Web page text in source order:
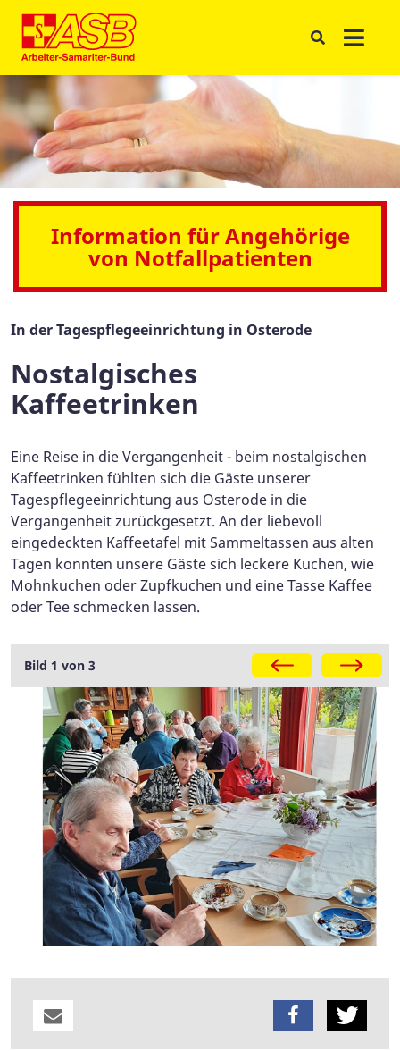
Information für Angehörige
von Notfallpatienten
In der Tagespflegeeinrichtung in Osterode
Nostalgisches
Kaffeetrinken
Eine Reise in die Vergangenheit - beim nostalgischen
Kaffeetrinken fühlten sich die Gäste unserer
Tagespflegeeinrichtung aus Osterode in die
Vergangenheit zurückgesetzt. An der liebevoll
eingedeckten Kaffeetafel mit Sammeltassen aus alten
Tagen konnten unsere Gäste sich leckere Kuchen, wie
Mohnkuchen oder Zupfkuchen und eine Tasse Kaffee
oder Tee schmecken lassen.
Galerie
Bild 1 von 3